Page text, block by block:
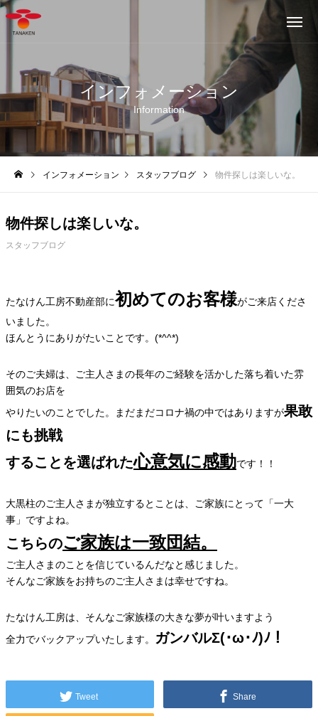
インフォメーション
Information
インフォメーション スタッフブログ 物件探しは楽しいな。
物件探しは楽しいな。
スタッフブログ
たなけん工房不動産部に初めてのお客様がご来店くださ
いました。
ほんとうにありがたいことです。(*^^*)
そのご夫婦は、ご主人さまの長年のご経験を活かした落ち着いた雰
囲気のお店を
やりたいのことでした。まだまだコロナ禍の中ではありますが果敢
にも挑戦
することを選ばれた心意気に感動です！！
大黒柱のご主人さまが独立するとことは、ご家族にとって「一大
事」ですよね。
こちらのご家族は一致団結。
ご主人さまのことを信じているんだなと感じました。
そんなご家族をお持ちのご主人さまは幸せですね。
たなけん工房は、そんなご家族様の大きな夢が叶いますよう
全力でバックアップいたします。
ガンバルΣ(･ω･ﾉ)ﾉ！
Tweet Share